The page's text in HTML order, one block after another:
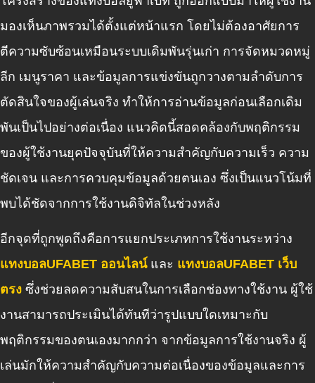
มองเห็นภาพรวมได้ตั้งแต่หน้าแรก โดยไม่ต้องอาศัยการ
ตีความซับซ้อนเหมือนระบบเดิมพันรุ่นเก่า การจัดหมวดหมู่
ลีก เมนูราคา และข้อมูลการแข่งขันถูกวางตามลำดับการ
ตัดสินใจของผู้เล่นจริง ทำให้การอ่านข้อมูลก่อนเลือกเดิม
พันเป็นไปอย่างต่อเนื่อง แนวคิดนี้สอดคล้องกับพฤติกรรม
ของผู้ใช้งานยุคปัจจุบันที่ให้ความสำคัญกับความเร็ว ความ
ชัดเจน และการควบคุมข้อมูลด้วยตนเอง ซึ่งเป็นแนวโน้มที่
พบได้ชัดจากการใช้งานดิจิทัลในช่วงหลัง
อีกจุดที่ถูกพูดถึงคือการแยกประเภทการใช้งานระหว่าง
แทงบอลUFABET ออนไลน์และ แทงบอลUFABET เว็บ
ตรง ซึ่งช่วยลดความสับสนในการเลือกช่องทางใช้งาน ผู้ใช้
งานสามารถประเมินได้ทันทีว่ารูปแบบใดเหมาะกับ
พฤติกรรมของตนเองมากกว่า จากข้อมูลการใช้งานจริง ผู้
เล่นมักให้ความสำคัญกับความต่อเนื่องของข้อมูลและการ